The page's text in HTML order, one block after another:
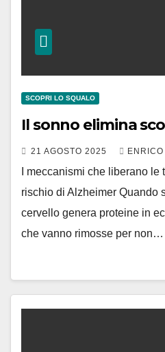
SCOPRI LO SQUALO
Il sonno elimina
21 AGOSTO 2025
I meccanismi che liberano le
rischio di Alzheimer Quando
cervello genera proteine in
che vanno rimosse per non…